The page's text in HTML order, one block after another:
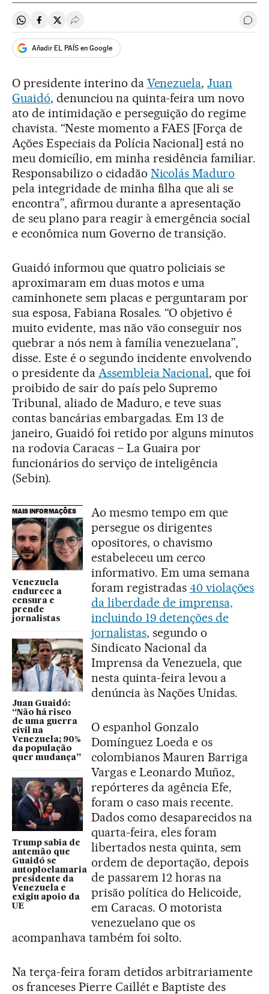
Compartir en Whatsapp
Compartir en Facebook
Compartir en Twitter
Desplegar Redes Sociales
Añadir EL PAÍS en Google
O presidente interino da Venezuela,Juan
Guaidó, denunciou na quinta-feira um novo
ato de intimidação e perseguição do regime
chavista. “Neste momento a FAES [Força de
Ações Especiais da Polícia Nacional] está no
meu domicílio, em minha residência familiar.
Responsabilizo o cidadão Nicolás Maduro
pela integridade de minha filha que ali se
encontra”, afirmou durante a apresentação
de seu plano para reagir à emergência social
e econômica num Governo de transição.
Guaidó informou que quatro policiais se
aproximaram em duas motos e uma
caminhonete sem placas e perguntaram por
sua esposa, Fabiana Rosales. “O objetivo é
muito evidente, mas não vão conseguir nos
quebrar a nós nem à família venezuelana”,
disse. Este é o segundo incidente envolvendo
o presidente da Assembleia Nacional, que foi
proibido de sair do país pelo Supremo
Tribunal, aliado de Maduro, e teve suas
contas bancárias embargadas. Em 13 de
janeiro, Guaidó foi retido por alguns minutos
na rodovia Caracas – La Guaira por
funcionários do serviço de inteligência
(Sebin).
MAIS INFORMAÇÕES
Venezuela
endurece a
censura e
prende
jornalistas
Juan Guaidó:
“Não há risco
de uma guerra
civil na
Venezuela; 90%
da população
quer mudança”
Trump sabia de
antemão que
Guaidó se
autoploclamaria
presidente da
Venezuela e
exigiu apoio da
UE
Ao mesmo tempo em que
persegue os dirigentes
opositores, o chavismo
estabeleceu um cerco
informativo. Em uma semana
foram registradas 40 violações
da liberdade de imprensa,
incluindo 19 detenções de
jornalistas, segundo o
Sindicato Nacional da
Imprensa da Venezuela, que
nesta quinta-feira levou a
denúncia às Nações Unidas.
O espanhol Gonzalo
Domínguez Loeda e os
colombianos Mauren Barriga
Vargas e Leonardo Muñoz,
repórteres da agência Efe,
foram o caso mais recente.
Dados como desaparecidos na
quarta-feira, eles foram
libertados nesta quinta, sem
ordem de deportação, depois
de passarem 12 horas na
prisão política do Helicoide,
em Caracas. O motorista
venezuelano que os
acompanhava também foi solto.
Na terça-feira foram detidos arbitrariamente
os franceses Pierre Caillét e Baptiste des